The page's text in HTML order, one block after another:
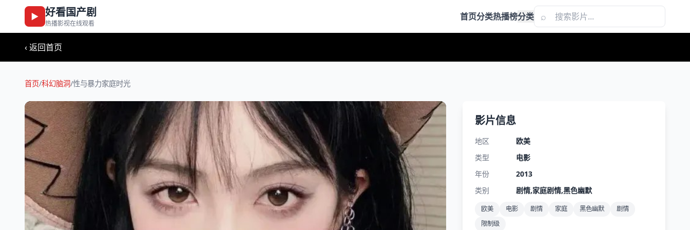
▶ 好看国产剧
热播影视在线观看
首页分类热播榜分类 ⌕
‹ 返回首页
首页/科幻脑洞/性与暴力家庭时光
影片信息
地区
欧美
类型
电影
年份
2013
类别
剧情,家庭剧情,黑色幽默
欧美 电影 剧情 家庭 黑色幽默
剧情
限制级